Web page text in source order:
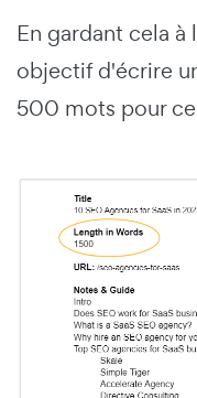
En gardant cela
objectif d'écrire
500 mots pour